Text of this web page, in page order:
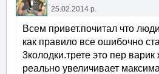
25.02.2014 р.
Всем привет.почитал что
как правило все ошибочно
3колодки.трете это пер
реально увеличивает